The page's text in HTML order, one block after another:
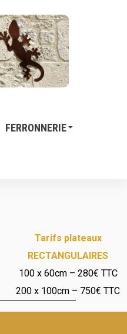
FERRONNERIE
Tarifs plateaux
RECTANGULAIRES
100 x 60cm – 280€ TTC
200 x 100cm – 750€ TTC